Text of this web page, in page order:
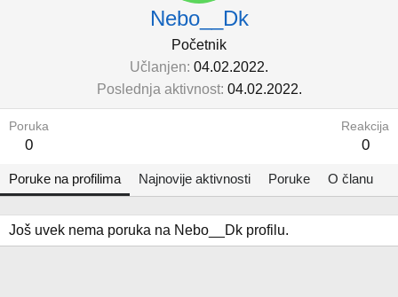
Nebo__Dk
Početnik
Učlanjen 04.02.2022.
Poslednja aktivnost 04.02.2022.
Poruka
0
Reakcija
0
Poruke na profilima Najnovije aktivnosti Poruke O članu
Još uvek nema poruka na Nebo__Dk profilu.